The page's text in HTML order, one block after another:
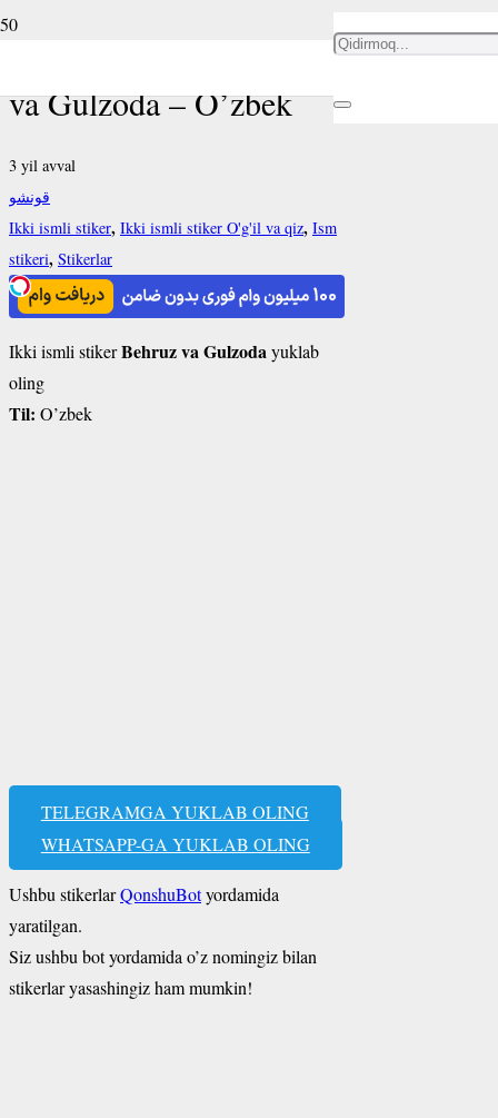
va Gulzoda – O’zbek
3 yil avval
قونشو
Ikki ismli stiker, Ikki ismli stiker O'g'il va qiz, Ism
stikeri, Stikerlar
Ikki ismli stikerBehruz va Gulzodayuklab
oling
Til: O’zbek
TELEGRAMGA YUKLAB OLING
WHATSAPP-GA YUKLAB OLING
Ushbu stikerlarQonshuBotyordamida
yaratilgan.
Siz ushbu bot yordamida o’z nomingiz bilan
stikerlar yasashingiz ham mumkin!